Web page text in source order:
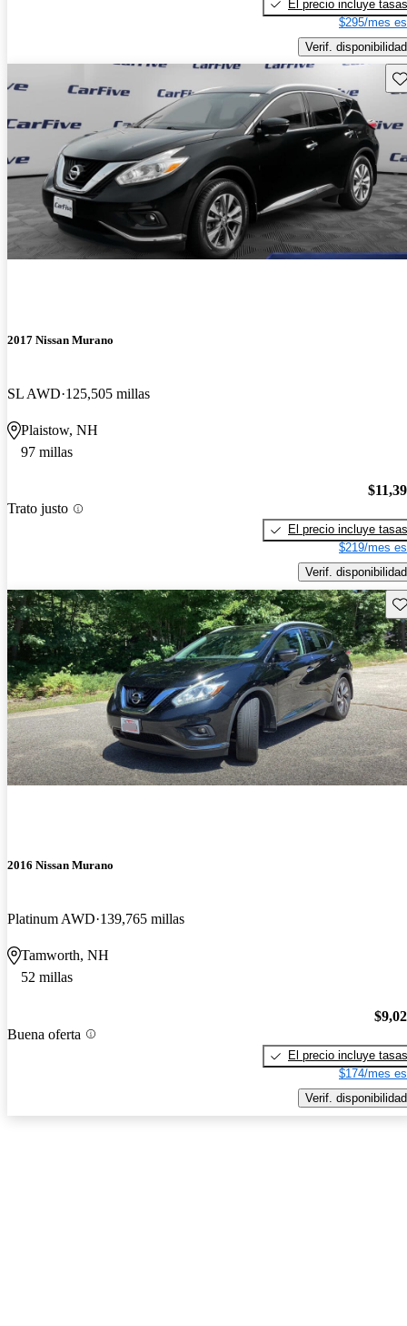
El precio incluye tasas
$295/mes
Verif. disponibilidad
2017 Nissan Murano
SL AWD 125,505 millas
Plaistow, NH
97 millas
Trato justo
El precio incluye tasas
$219/mes
Verif. disponibilidad
2016 Nissan Murano
Platinum AWD 139,765 millas
Tamworth, NH
52 millas
Buena oferta
El precio incluye tasas
$174/mes
Verif. disponibilidad